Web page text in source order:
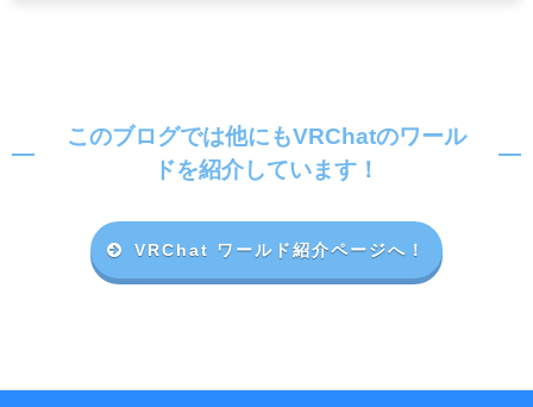
このブログでは他にもVRChatのワール
ドを紹介しています！
VRChat ワールド紹介ページへ！